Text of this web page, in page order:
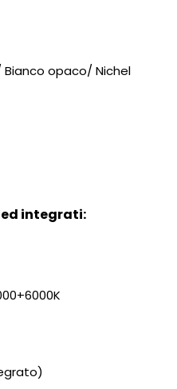
opaco/ Nichel
integrati: